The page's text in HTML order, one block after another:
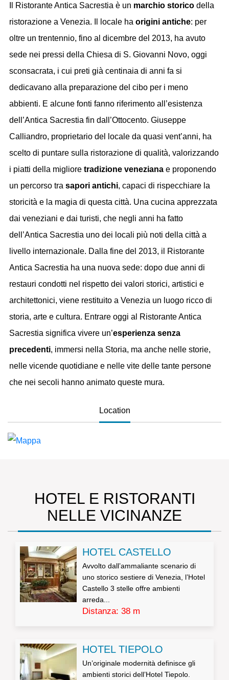
Il Ristorante Antica Sacrestia è un marchio storicodella
ristorazione a Venezia. Il locale ha origini antiche: per
oltre un trentennio, fino al dicembre del 2013, ha avuto
sede nei pressi della Chiesa di S. Giovanni Novo, oggi
sconsacrata, i cui preti già centinaia di anni fa si
dedicavano alla preparazione del cibo per i meno
abbienti. E alcune fonti fanno riferimento all’esistenza
dell’Antica Sacrestia fin dall’Ottocento. Giuseppe
Calliandro, proprietario del locale da quasi vent’anni, ha
scelto di puntare sulla ristorazione di qualità, valorizzando
i piatti della migliore tradizione venezianae proponendo
un percorso tra sapori antichi, capaci di rispecchiare la
storicità e la magia di questa città. Una cucina apprezzata
dai veneziani e dai turisti, che negli anni ha fatto
dell’Antica Sacrestia uno dei locali più noti della città a
livello internazionale. Dalla fine del 2013, il Ristorante
Antica Sacrestia ha una nuova sede: dopo due anni di
restauri condotti nel rispetto dei valori storici, artistici e
architettonici, viene restituito a Venezia un luogo ricco di
storia, arte e cultura. Entrare oggi al Ristorante Antica
Sacrestia significa vivere un’esperienza senza
precedenti, immersi nella Storia, ma anche nelle storie,
nelle vicende quotidiane e nelle vite delle tante persone
che nei secoli hanno animato queste mura.
Location
HOTEL E RISTORANTI
NELLE VICINANZE
HOTEL CASTELLO
Avvolto dall’ammaliante scenario di
uno storico sestiere di Venezia, l’Hotel
Castello 3 stelle offre ambienti
arreda...
Distanza: 38 m
HOTEL TIEPOLO
Un’originale modernità definisce gli
ambienti storici dell’Hotel Tiepolo.